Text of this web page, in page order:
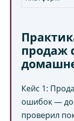
продаж
Кейс 1:
ошибок —
проверил